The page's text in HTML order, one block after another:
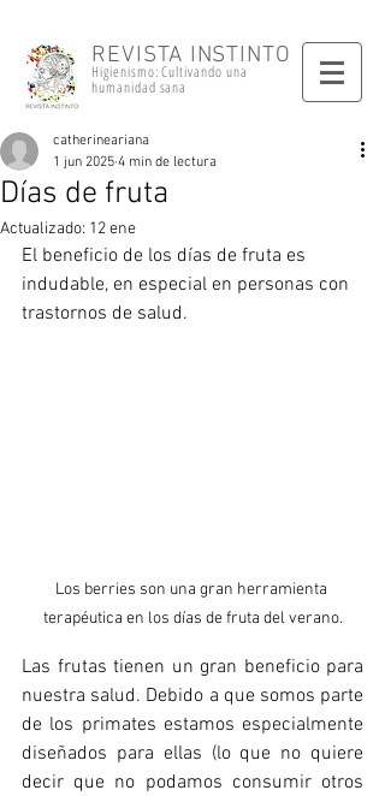
REVISTA INSTINTO
Higienismo: Cultivando una
humanidad sana
Días de fruta
catherineariana
1 jun 2025 4 min de lectura
Actualizado: 12 ene
El beneficio de los días de fruta es
indudable, en especial en personas con
trastornos de salud.
Los berries son una gran herramienta
terapéutica en los días de fruta del verano.
Las frutas tienen un gran beneficio para
nuestra salud. Debido a que somos parte
de los primates estamos especialmente
diseñados para ellas (lo que no quiere
decir que no podamos consumir otros